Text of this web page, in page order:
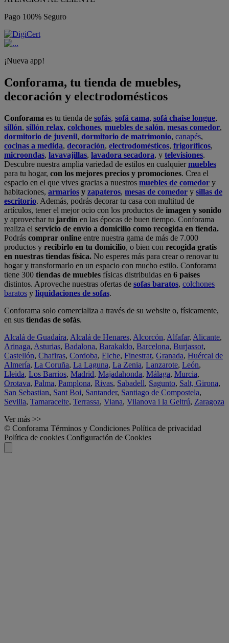
Pago 100% Seguro
¡Nueva app!
Conforama, tu tienda de muebles,
decoración y electrodomésticos
Conforama es tu tienda de sofás, sofá cama, sofá chaise longue,
sillón, sillón relax, colchones, muebles de salón, mesas comedor,
dormitorio de juvenil, dormitorio de matrimonio, canapés,
cocinas a medida, decoración, electrodomésticos, frigoríficos,
microondas, lavavajillas, lavadora secadora, y televisiones.
Descubre nuestra amplia variedad de estilos en cualquiermuebles
para tu hogar, con los mejores precios y promociones. Crea el
espacio en el que vives gracias a nuestros muebles de comedor y
habitaciones, armarios y zapateros, mesas de comedor y sillas de
escritorio. Además, podrás decorar tu casa con multitud de
artículos, tener el mejor ocio con los productos de imagen y sonido
y aprovechar tu jardín en las épocas de buen tiempo. Conforama
realiza el servicio de envío a domicilio como recogida en tienda.
Podrás comprar online entre nuestra gama de más de 7.000
productos y recibirlo en tu domicilio, o bien con recogida gratis
en nuestras tiendas física. No esperes más para crear o renovar tu
hogar y transformarlo en un espacio con mucho estilo. Conforama
tiene 300 tiendas de muebles físicas distribuidas en 6 países
distintos. Aproveche nuestras ofertas de sofas baratos, colchones
baratos y liquidaciones de sofas.
Conforama solo comercializa a través de su website o, físicamente,
en sus tiendas de sofás.
Alcalá de Guadaíra, Alcalá de Henares, Alcorcón, Alfafar, Alicante,
Arinaga, Asturias, Badalona, Barakaldo, Barcelona, Burjassot,
Castellón, Chafiras, Cordoba, Elche, Finestrat, Granada, Huércal de
Almería, La Coruña, La Laguna, La Zenia, Lanzarote, León,
Lleida, Los Barrios, Madrid, Majadahonda, Málaga, Murcia,
Orotava, Palma, Pamplona, Rivas, Sabadell, Sagunto, Salt, Girona,
San Sebastian, Sant Boi, Santander, Santiago de Compostela,
Sevilla, Tamaraceite, Terrassa, Viana, Vilanova i la Geltrú, Zaragoza
Ver más >>
© Conforama Términos y Condiciones Política de privacidad
Política de cookies Configuración de Cookies